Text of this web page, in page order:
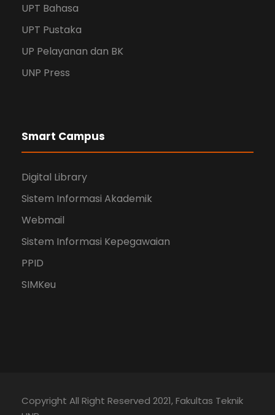
UPT Bahasa
UPT Pustaka
UP Pelayanan dan BK
UNP Press
Smart Campus
Digital Library
Sistem Informasi Akademik
Webmail
Sistem Informasi Kepegawaian
PPID
SIMKeu
Copyright All Right Reserved 2021, Fakultas Teknik